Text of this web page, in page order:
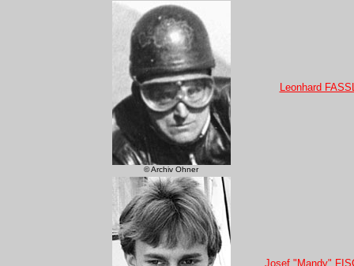
© Archiv Ohner
Leonhard
Josef "Mandy"